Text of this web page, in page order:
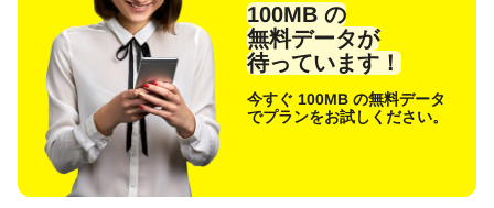
100MB の
無料データが
待っています！
今すぐ 100MB の無料データ
でプランをお試しください。